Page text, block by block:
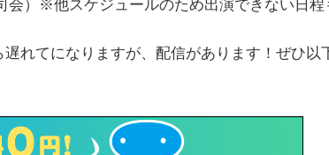
会）※他スケジュールのため出演できない日程
れてになりますが、配信があります！ぜひ